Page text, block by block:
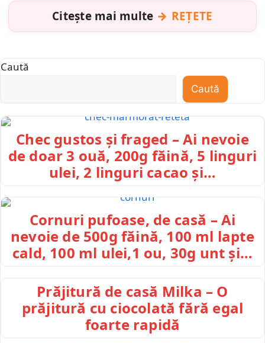
Citește mai multe REȚETE
Caută
Caută
Chec gustos și fraged – Ai nevoie
de doar 3 ouă, 200g făină, 5 linguri
ulei, 2 linguri cacao și…
Cornuri pufoase, de casă – Ai
nevoie de 500g făină, 100 ml lapte
cald, 100 ml ulei,1 ou, 30g unt și…
Prăjitură de casă Milka – O
prăjitură cu ciocolată fără egal
foarte rapidă